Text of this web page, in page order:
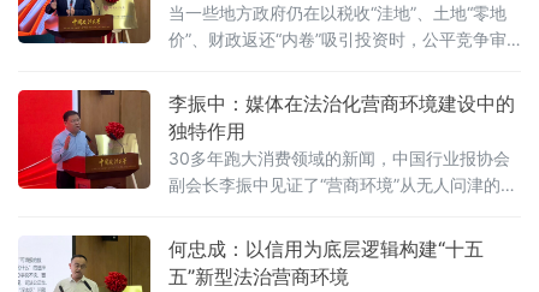
当一些地方政府仍在以税收“洼地”、土地“零地
价”、财政返还“内卷”吸引投资时，公平竞争审
例》施行近两年来，为何部分地区仍屡屡出
现“超国民待遇”补贴、隐性地方保护、跨区域恶
性竞争？北京物资学院法学院院长吴长军6月7
日在中国政法大学法治化营商环境建设与数字
金融研究中心揭牌仪式既同期举办的“法治筑
李振中：媒体在法治化营商环境建设中的
独特作用
30多年跑大消费领域的新闻，中国行业报协会
副会长李振中见证了“营商环境”从无人问津的模
国政法大学法治化营商环境建设与数字金融研
究中心揭牌仪式既同期举办的“法治筑基、商业
何忠成：以信用为底层逻辑构建“十五
五”新型法治营商环境